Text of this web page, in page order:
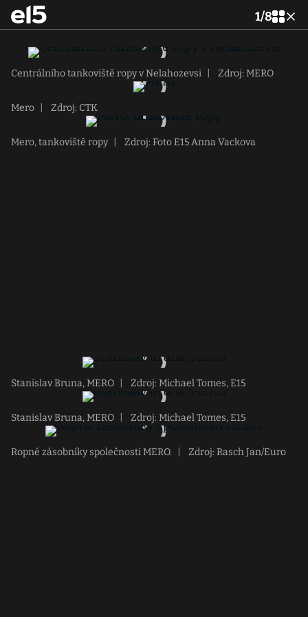
1/8
Centrálního tankoviště ropy v Nelahozevsi Zdroj: MERO
Mero Zdroj: CTK
Mero, tankoviště ropy Zdroj: Foto E15 Anna Vackova
Stanislav Bruna, MERO Zdroj: Michael Tomes, E15
Stanislav Bruna, MERO Zdroj: Michael Tomes, E15
Ropné zásobníky společnosti MERO. Zdroj: Rasch Jan/Euro